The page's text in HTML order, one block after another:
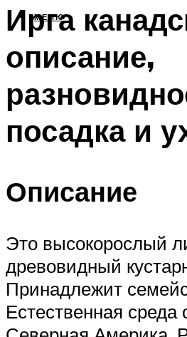
МЕНЮ
Ирга
описание,
посадка и
Описание
Это высокорослый
древовидный
Принадлежит
Естественная среда